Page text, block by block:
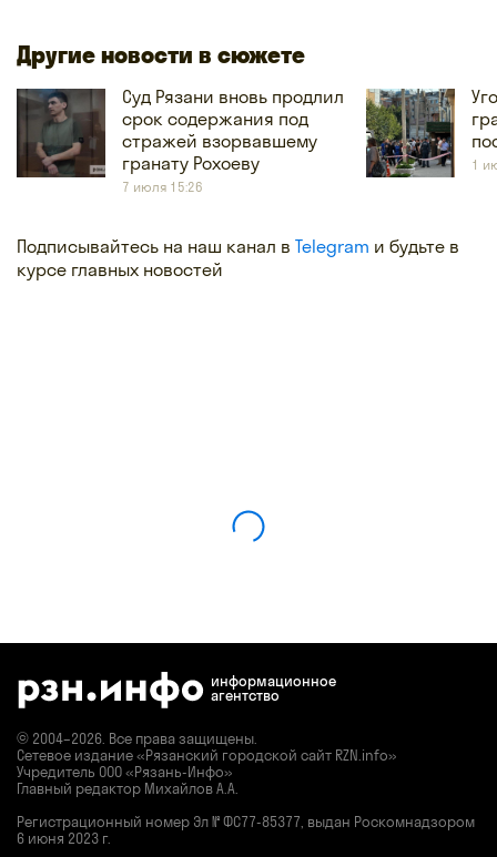
Другие новости в сюжете
Суд Рязани вновь продлил
срок содержания под
стражей взорвавшему
гранату Рохоеву
7 июля 15:26
1
Подписывайтесь на наш канал в Telegram и будьте в
курсе главных новостей
информационное
агентство
© 2004–2026. Все права защищены.
Сетевое издание «Рязанский городской сайт RZN.info»
Учредитель ООО «Рязань-Инфо»
Главный редактор Михайлов А.А.
Регистрационный номер Эл № ФС77-85377, выдан Роскомнадзором
6 июня 2023 г.